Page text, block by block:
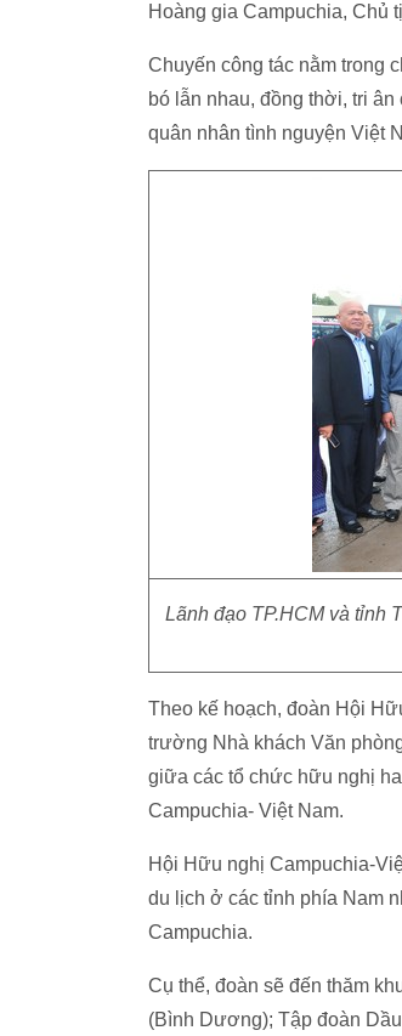
Hoàng gia Campuchia, Chủ
Chuyến công tác nằm trong
bó lẫn nhau, đồng thời, tri
quân nhân tình nguyện Việt
Lãnh đạo TP.HCM và tỉnh
Theo kế hoạch, đoàn Hội
trường Nhà khách Văn
giữa các tổ chức hữu nghị
Campuchia- Việt Nam.
Hội Hữu nghị Campuchia-
du lịch ở các tỉnh phía Nam
Campuchia.
Cụ thể, đoàn sẽ đến thăm
(Bình Dương); Tập đoàn